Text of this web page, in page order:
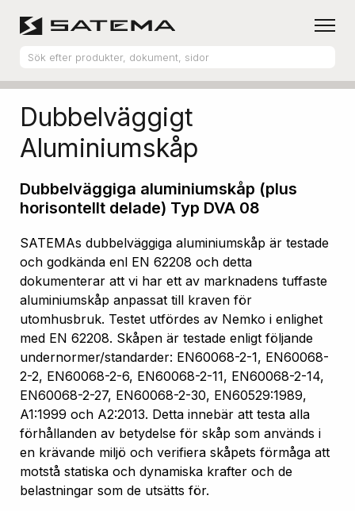
Produktsortiment Aluminiumskåp
Dubbelväggigt
Aluminiumskåp
Dubbelväggiga aluminiumskåp (plus
horisontellt delade) Typ DVA 08
SATEMAs dubbelväggiga aluminiumskåp är testade
och godkända enl EN 62208 och detta
dokumenterar att vi har ett av marknadens tuffaste
aluminiumskåp anpassat till kraven för
utomhusbruk. Testet utfördes av Nemko i enlighet
med EN 62208. Skåpen är testade enligt följande
undernormer/standarder: EN60068-2-1, EN60068-
2-2, EN60068-2-6, EN60068-2-11, EN60068-2-14,
EN60068-2-27, EN60068-2-30, EN60529:1989,
A1:1999 och A2:2013. Detta innebär att testa alla
förhållanden av betydelse för skåp som används i
en krävande miljö och verifiera skåpets förmåga att
motstå statiska och dynamiska krafter och de
belastningar som de utsätts för.